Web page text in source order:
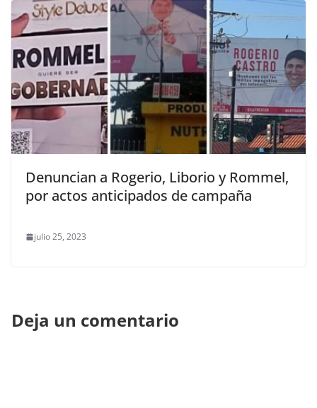
Denuncian a Rogerio, Liborio y Rommel,
por actos anticipados de campaña
julio 25, 2023
Deja un comentario